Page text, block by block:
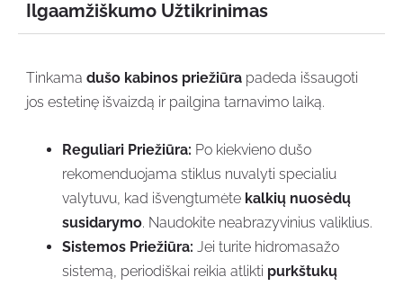
Ilgaamžiškumo Užtikrinimas
Tinkama dušo kabinos priežiūrapadeda išsaugoti
jos estetinę išvaizdą ir pailgina tarnavimo laiką.
Reguliari Priežiūra: Po kiekvieno dušo
rekomenduojama stiklus nuvalyti specialiu
valytuvu, kad išvengtumėte kalkių nuosėdų
susidarymo. Naudokite neabrazyvinius valiklius.
Sistemos Priežiūra: Jei turite hidromasažo
sistemą, periodiškai reikia atlikti purkštukų